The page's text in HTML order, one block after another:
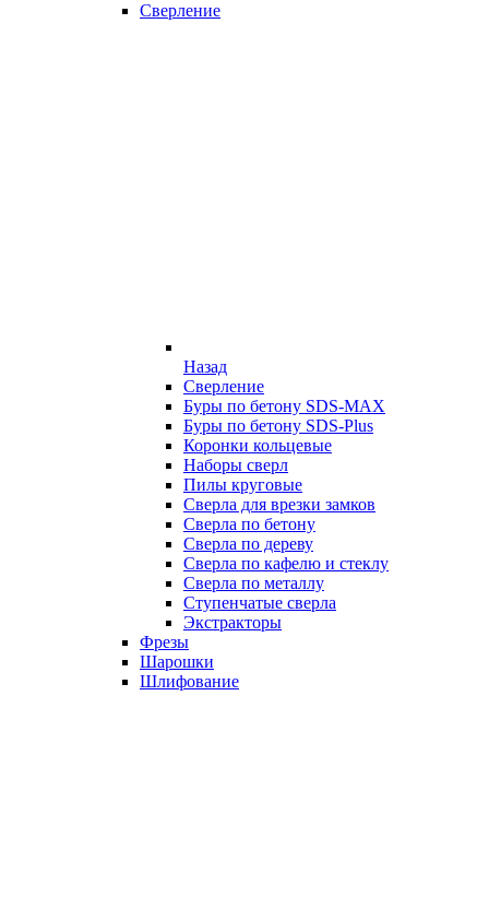
Сверление
Назад
Сверление
Буры по бетону SDS-MAX
Буры по бетону SDS-Plus
Коронки кольцевые
Наборы сверл
Пилы круговые
Сверла для врезки замков
Сверла по бетону
Сверла по дереву
Сверла по кафелю и стеклу
Сверла по металлу
Ступенчатые сверла
Экстракторы
Фрезы
Шарошки
Шлифование